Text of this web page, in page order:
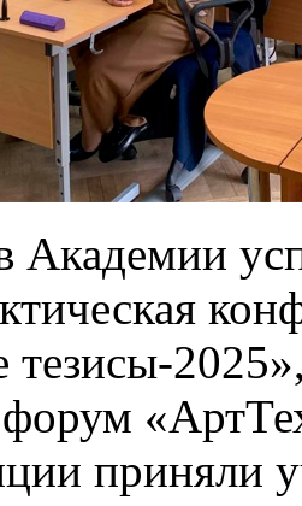
Академии
тезисы-
приняли